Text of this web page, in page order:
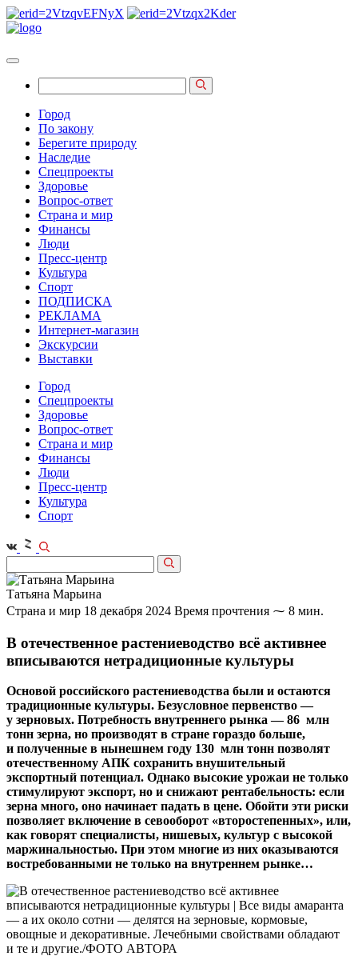
Город
По закону
Берегите природу
Наследие
Спецпроекты
Здоровье
Вопрос-ответ
Страна и мир
Финансы
Люди
Пресс-центр
Культура
Спорт
ПОДПИСКА
РЕКЛАМА
Интернет-магазин
Экскурсии
Выставки
Город
Спецпроекты
Здоровье
Вопрос-ответ
Страна и мир
Финансы
Люди
Пресс-центр
Культура
Спорт
Татьяна Марьина
Страна и мир 18 декабря 2024 Время прочтения ⁓ 8 мин.
В отечественное растениеводство всё активнее
вписываются нетрадиционные культуры
Основой российского растениеводства были и остаются
традиционные культуры. Безусловное первенство —
у зерновых. Потребность внутреннего рынка — 86 млн
тонн зерна, но производят в стране гораздо больше,
и полученные в нынешнем году 130 млн тонн позволят
отечественному АПК сохранить внушительный
экспортный потенциал. Однако высокие урожаи не только
стимулируют экспорт, но и снижают рентабельность: если
зерна много, оно начинает падать в цене. Обойти эти риски
позволяет включение в севооборот «второстепенных», или,
как говорят специалисты, нишевых, культур с высокой
маржинальностью. При этом многие из них оказываются
востребованными не только на внутреннем рынке…